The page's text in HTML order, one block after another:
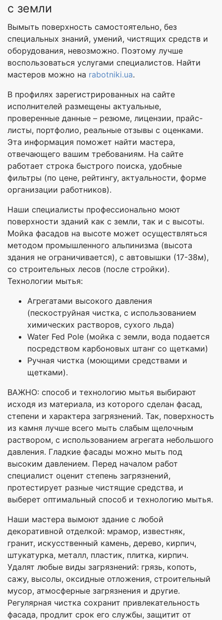
с земли
Вымыть поверхность самостоятельно, без
специальных знаний, умений, чистящих средств и
оборудования, невозможно. Поэтому лучше
воспользоваться услугами специалистов. Найти
мастеров можно на rabotniki.ua.
В профилях зарегистрированных на сайте
исполнителей размещены актуальные,
проверенные данные – резюме, лицензии, прайс-
листы, портфолио, реальные отзывы с оценками.
Эта информация поможет найти мастера,
отвечающего вашим требованиям. На сайте
работает строка быстрого поиска, удобные
фильтры (по цене, рейтингу, актуальности, форме
организации работников).
Наши специалисты профессионально моют
поверхности зданий как с земли, так и с высоты.
Мойка фасадов на высоте может осуществляться
методом промышленного альпинизма (высота
здания не ограничивается), с автовышки (17-38м),
со строительных лесов (после стройки).
Технологии мытья:
Агрегатами высокого давления
(пескоструйная чистка, с использованием
химических растворов, сухого льда)
Water Fed Pole (мойка с земли, вода подается
посредством карбоновых штанг со щетками)
Ручная чистка (моющими средствами и
щетками).
ВАЖНО: способ и технологию мытья выбирают
исходя из материала, из которого сделан фасад,
степени и характера загрязнений. Так, поверхность
из камня лучше всего мыть слабым щелочным
раствором, с использованием агрегата небольшого
давления. Гладкие фасады можно мыть под
высоким давлением. Перед началом работ
специалист оценит степень загрязнений,
протестирует разные чистящие средства, и
выберет оптимальный способ и технологию мытья.
Наши мастера вымоют здание с любой
декоративной отделкой: мрамор, известняк,
гранит, искусственный камень, дерево, кирпич,
штукатурка, металл, пластик, плитка, кирпич.
Удалят любые виды загрязнений: грязь, копоть,
сажу, высолы, оксидные отложения, строительный
мусор, атмосферные загрязнения и другие.
Регулярная чистка сохранит привлекательность
фасада, продлит срок его службы, защитит от